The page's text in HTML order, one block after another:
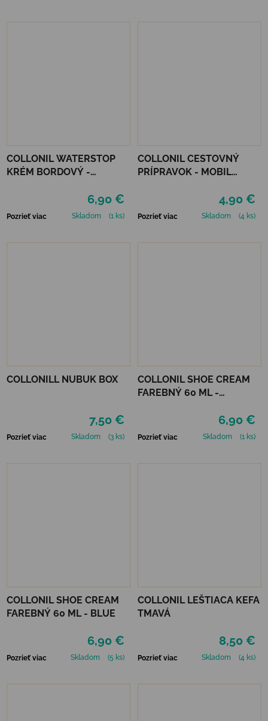
COLLONIL WATERSTOP
KRÉM BORDOVÝ -
6,90 €
Pozrieť viac Skladom (1 ks)
COLLONIL CESTOVNÝ
PRÍPRAVOK - MOBIL
4,90 €
Pozrieť viac Skladom (4 ks)
COLLONILL NUBUK BOX
7,50 €
Pozrieť viac Skladom (3 ks)
COLLONIL SHOE CREAM
FAREBNÝ 60 ML -
6,90 €
Pozrieť viac Skladom (1 ks)
COLLONIL SHOE CREAM
FAREBNÝ 60 ML - BLUE
6,90 €
Pozrieť viac Skladom (5 ks)
COLLONIL LEŠTIACA KEFA
TMAVÁ
8,50 €
Pozrieť viac Skladom (4 ks)